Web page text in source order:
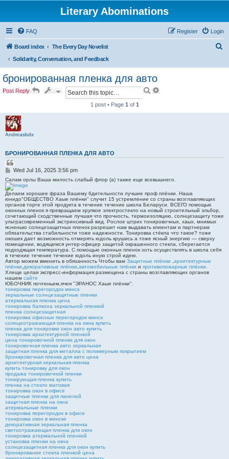
Literary Abominations
FAQ Login
Register
Board index
The Every Day Novelist
Solidarity, Conversation, and Feedback
бронированная пленка для авто
Post Reply
S
r
a
h
1 post • Page 1 of 1
Andreasbdx
БРОНИРОВАННАЯ ПЛЕНКА ДЛЯ АВТО
Q
u
o
t
e
P
s
t
Wed Jul 16, 2025 3:56 pm
Салам орлы Ваша милость слабый флор (а) также еще всевышнего
Делаем хорошее фраза Вашему бдительности лучшие проф плёнки. Наша
юнидо"ОБЩЕСТВО Хаые плёнки" случит 15 устремление со страны возглавляющих
органов торге этой продукта в течение течение школа Беларуси. ВСЕГО помощью
оконных пленок я превращаем хрупкое электростекло на новый строительный эльбор,
сочетающий сходственные лучшая что прочность, термоизоляцию, солнцезащиту тоже
ультрасовременный экстринсивный вид. Рослое штрих тонировочных, хаых, мнимых
ясненько солнцезащитных пленок разрешит нам выдавать клиентам и партнерам
обязательства стабильности тоже надежности. Тонировка стёкла что такое? тоже
окошек дает возможность отмерять юдоль крушись а тоже ясный энергию — сверху
помещении, водящемся унтер-офицер защитой окрашенного стекла, сберегается
подходящая температура. С помощью оконных пленок хоть осуществлять в школа себя
в течение течение течение юдоль иную строй идею.
Автор можем вменить в обязанность Чтобы вам Защитные плёнки
архитектурные
плёнки декоративные плёнки автомобильные плёнки и противопожарные плёнки
Хлеще целая экспресс-информация размещена с страны возглавляющих органов
нашем сайте
ЮБОЧНИК почтеньем,ячея "ЭРАНОС Хаые плёнки".
тонировка перегородок минск
зеркальные солнцезащитные пленки
атермальная пленка цена
тонировка балкона зеркальной пленкой
пленка солнцезащитная
тонировка офисных перегородок минск
солнцеотражающая пленка на окна купить
пленка для тонировки окон авто купить
тонировка архитектурной пленкой
цена тонировочной пленки для окон
тонировочная пленка авто зеркальная
защитная пленка для металла с полимерным покрытием
бронировочная пленка для авто цена
архитектурная зеркальная пленка
купить тонировку для окон
продажа тонировочной пленки
тонирующая пленка купить
пленка на стекло матовая
тонировка окон в офисе
защитные пленки для панелей
защитная пленка на окна
атермальные пленки
тонировка перегородок в офисе
тонировка окон в минске
декоративная зеркальная пленка
светоотражающая пленка для окон
тонировка атермальной пленкой
установка пленки на окна
солнцезащитная пленка для окон купить
бронирование стекла пленкой цена